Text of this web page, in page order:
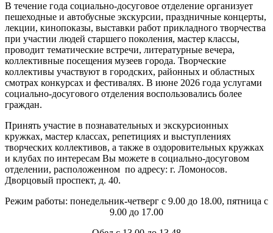
В течение года социально-досуговое отделение организует
пешеходные и автобусные экскурсии, праздничные концерты,
лекции, кинопоказы, выставки работ прикладного творчества
при участии людей старшего поколения, мастер классы,
проводит тематические встречи, литературные вечера,
коллективные посещения музеев города. Творческие
коллективы участвуют в городских, районных и областных
смотрах конкурсах и фестивалях. В июне 2026 года услугами
социально-досугового отделения воспользовались более
граждан.
Принять участие в познавательных и экскурсионных
кружках, мастер классах, репетициях и выступлениях
творческих коллективов, а также в оздоровительных кружках
и клубах по интересам Вы можете в социально-досуговом
отделении, расположенном по адресу: г. Ломоносов.
Дворцовый проспект, д. 40.
Режим работы: понедельник-четверг с 9.00 до 18.00, пятница с
9.00 до 17.00